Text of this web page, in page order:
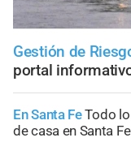
Gestión de
portal
En Santa FeTodo
de casa en Santa